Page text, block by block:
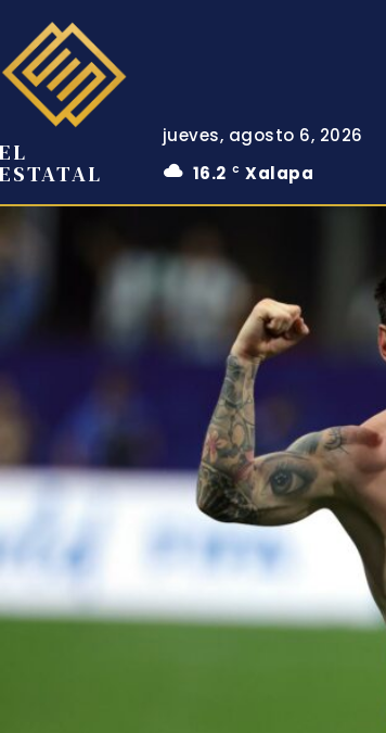
EL
ESTATAL
jueves, agosto 6, 2026
16.2 C Xalapa